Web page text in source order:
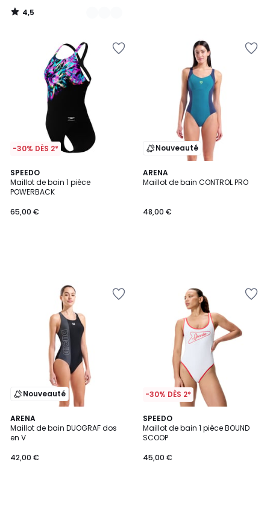
4,5
/
-30% DÈS 2*
SPEEDO
Maillot de bain 1 pièce
POWERBACK
65,00 €
Nouveauté
ARENA
Maillot de bain CONTROL PRO
48,00 €
Nouveauté
ARENA
Maillot de bain DUOGRAF dos
en V
42,00 €
-30% DÈS 2*
SPEEDO
Maillot de bain 1 pièce BOUND
SCOOP
45,00 €